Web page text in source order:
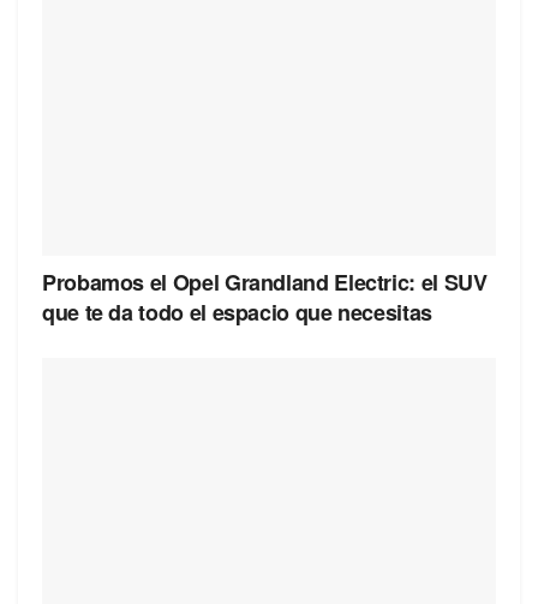
Probamos el Opel Grandland Electric: el SUV
que te da todo el espacio que necesitas